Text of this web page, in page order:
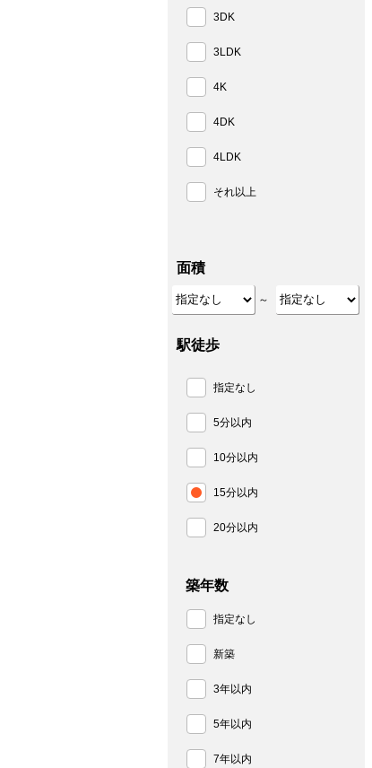
3DK
3LDK
4K
4DK
4LDK
それ以上
面積
～
駅徒歩
指定なし
5分以内
10分以内
15分以内
20分以内
築年数
指定なし
新築
3年以内
5年以内
7年以内